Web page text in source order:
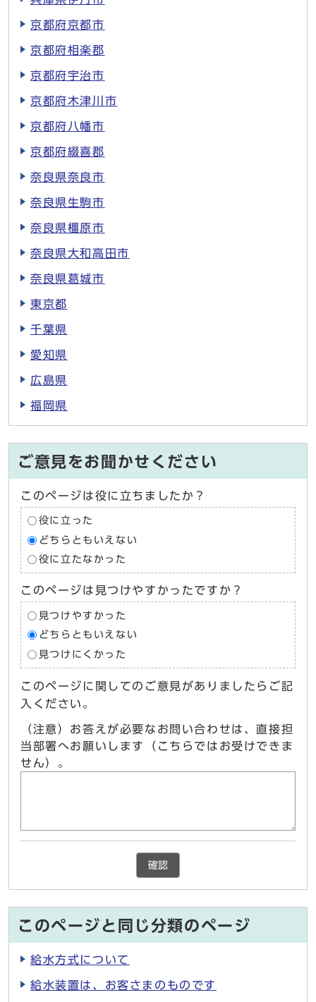
京都府京都市
京都府相楽郡
京都府宇治市
京都府木津川市
京都府八幡市
京都府綴喜郡
奈良県奈良市
奈良県生駒市
奈良県橿原市
奈良県大和高田市
奈良県葛城市
東京都
千葉県
愛知県
広島県
福岡県
ご意見をお聞かせください
このページは役に立ちましたか？
役に立った
どちらともいえない
役に立たなかった
このページは見つけやすかったですか？
見つけやすかった
どちらともいえない
見つけにくかった
このページに関してのご意見がありましたらご記
入ください。
（注意）お答えが必要なお問い合わせは、直接担
当部署へお願いします（こちらではお受けできま
せん）。
確認
このページと同じ分類のページ
給水方式について
給水装置は、お客さまのものです